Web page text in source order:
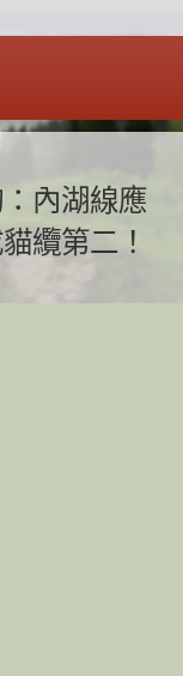
內湖線應
纜第二！